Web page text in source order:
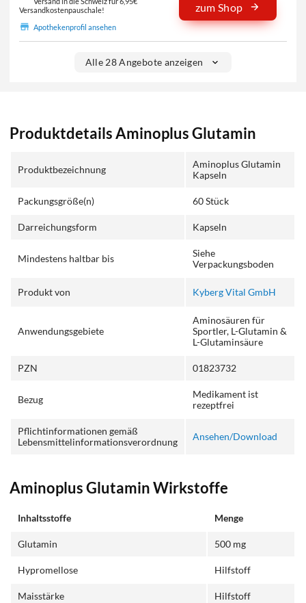
Versandkostenpauschale!
Apothekenprofil ansehen
zum Shop
Alle 28 Angebote anzeigen
Produktdetails Aminoplus Glutamin
Produktbezeichnung
Aminoplus Glutamin
Kapseln
Packungsgröße(n) 60 Stück
Darreichungsform Kapseln
Mindestens haltbar bis
Siehe
Verpackungsboden
Produkt von Kyberg Vital GmbH
Anwendungsgebiete
Aminosäuren für
Sportler, L-Glutamin &
L-Glutaminsäure
PZN 01823732
Bezug
Medikament ist
rezeptfrei
Pflichtinformationen gemäß
Lebensmittelinformationsverordnung
Ansehen/Download
Aminoplus Glutamin Wirkstoffe
Inhaltsstoffe Menge
Glutamin 500 mg
Hypromellose Hilfstoff
Maisstärke Hilfstoff